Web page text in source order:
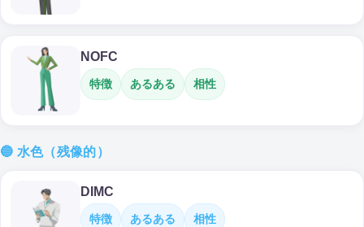
NOFC
特徴 あるある 相性
🔵 水色（残像的）
DIMC
特徴 あるある 相性